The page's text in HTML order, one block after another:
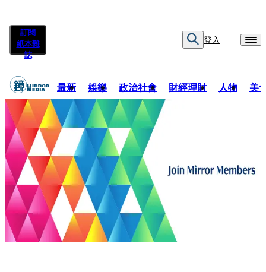
訂閱
紙本雜
誌
登入
最新 娛樂 政治社會 財經理財 人物 美